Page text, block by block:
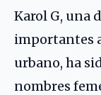
Karol G, una
importantes
urbano, ha
nombres